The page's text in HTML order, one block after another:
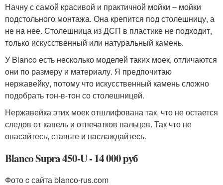
Начну с самой красивой и практичной мойки – мойки
подстольного монтажа. Она крепится под столешницу, а
не на нее. Столешница из ДСП в пластике не подходит,
только искусственный или натуральный камень.
У Blanco есть несколько моделей таких моек, отличаются
они по размеру и материалу. Я предпочитаю
нержавейку, потому что искусственный камень сложно
подобрать тон-в-тон со столешницей.
Нержавейка этих моек отшлифована так, что не остается
следов от капель и отпечатков пальцев. Так что не
опасайтесь, ставьте и наслаждайтесь.
Blanco Supra 450-U - 14 000 руб
Фото c сайта blanco-rus.com